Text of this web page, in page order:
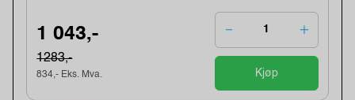
1 043,-
1283,-
834,- Eks. Mva. Kjøp